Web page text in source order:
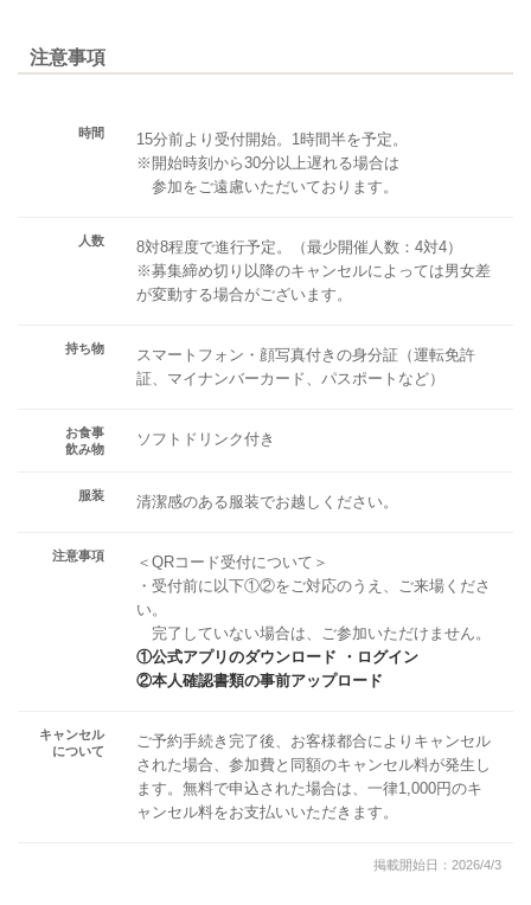
注意事項
時間
15分前より受付開始。1時間半を予定。
※開始時刻から30分以上遅れる場合は
参加をご遠慮いただいております。
人数
8対8程度で進行予定。（最少開催人数：4対4）
※募集締め切り以降のキャンセルによっては男女差
が変動する場合がございます。
持ち物
スマートフォン・顔写真付きの身分証（運転免許
証、マイナンバーカード、パスポートなど）
お食事
飲み物
ソフトドリンク付き
服装 清潔感のある服装でお越しください。
注意事項
＜QRコード受付について＞
・受付前に以下①②をご対応のうえ、ご来場くださ
い。
完了していない場合は、ご参加いただけません。
①公式アプリのダウンロード ・ログイン
②本人確認書類の事前アップロード
キャンセル
について
ご予約手続き完了後、お客様都合によりキャンセル
された場合、参加費と同額のキャンセル料が発生し
ます。無料で申込された場合は、一律1,000円のキ
ャンセル料をお支払いいただきます。
掲載開始日：2026/4/3